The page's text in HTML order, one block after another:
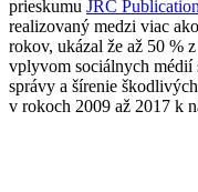
prieskumu JRC
realizovaný medzi viac
rokov, ukázal že až 50 %
vplyvom sociálnych médií
správy a šírenie
v rokoch 2009 až 2017 k